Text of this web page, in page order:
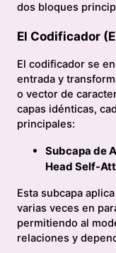
dos bloques
El Codificador
El codificador se
entrada y
o vector de
capas idénticas,
principales:
Subcapa de
Head Self-
Esta subcapa
varias veces en
permitiendo al
relaciones y